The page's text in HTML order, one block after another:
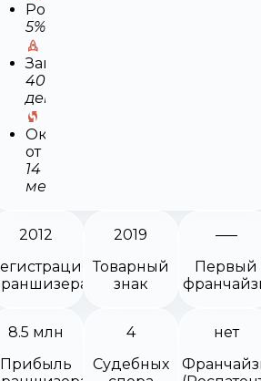
Роялти
5%
Запуск
40
деней
Окупаемость
от
14
месяцев
2012
2019
Товарный
знак
Первый
8.5 млн
Прибыль
4
Судебных
нет